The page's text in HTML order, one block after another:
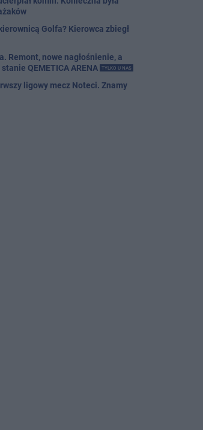
Golfa? Kierowca zbiegł
Remont, nowe nagłośnienie, a
QEMETICA ARENA
TYLKO U NAS
ligowy mecz Noteci. Znamy